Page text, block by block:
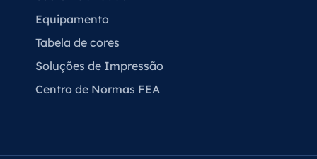
Equipamento
Tabela de cores
Soluções de Impressão
Centro de Normas FEA